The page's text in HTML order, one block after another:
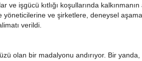
ve işgücü kıtlığı koşullarında
yöneticilerine ve şirketlere, deneysel
verildi.
olan bir madalyonu andırıyor. Bir